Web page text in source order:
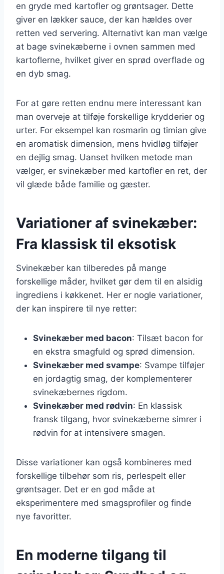
en gryde med kartofler og grøntsager. Dette
giver en lækker sauce, der kan hældes over
retten ved servering. Alternativt kan man vælge
at bage svinekæberne i ovnen sammen med
kartoflerne, hvilket giver en sprød overflade og
en dyb smag.
For at gøre retten endnu mere interessant kan
man overveje at tilføje forskellige krydderier og
urter. For eksempel kan rosmarin og timian give
en aromatisk dimension, mens hvidløg tilføjer
en dejlig smag. Uanset hvilken metode man
vælger, er svinekæber med kartofler en ret, der
vil glæde både familie og gæster.
Variationer af svinekæber:
Fra klassisk til eksotisk
Svinekæber kan tilberedes på mange
forskellige måder, hvilket gør dem til en alsidig
ingrediens i køkkenet. Her er nogle variationer,
der kan inspirere til nye retter:
Svinekæber med bacon: Tilsæt bacon for
en ekstra smagfuld og sprød dimension.
Svinekæber med svampe: Svampe tilføjer
en jordagtig smag, der komplementerer
svinekæbernes rigdom.
Svinekæber med rødvin: En klassisk
fransk tilgang, hvor svinekæberne simrer i
rødvin for at intensivere smagen.
Disse variationer kan også kombineres med
forskellige tilbehør som ris, perlespelt eller
grøntsager. Det er en god måde at
eksperimentere med smagsprofiler og finde
nye favoritter.
En moderne tilgang til